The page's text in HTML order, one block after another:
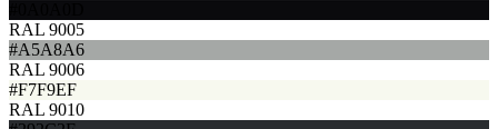
RAL 9005
#A5A8A6
RAL 9006
#F7F9EF
RAL 9010